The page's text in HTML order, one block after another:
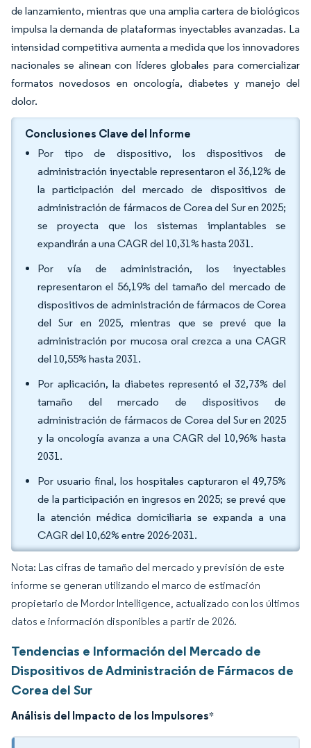
de lanzamiento, mientras que una amplia cartera de biológicos
impulsa la demanda de plataformas inyectables avanzadas. La
intensidad competitiva aumenta a medida que los innovadores
nacionales se alinean con líderes globales para comercializar
formatos novedosos en oncología, diabetes y manejo del
dolor.
Conclusiones Clave del Informe
Por tipo de dispositivo, los dispositivos de
administración inyectable representaron el 36,12% de
la participación del mercado de dispositivos de
administración de fármacos de Corea del Sur en 2025;
se proyecta que los sistemas implantables se
expandirán a una CAGR del 10,31% hasta 2031.
Por vía de administración, los inyectables
representaron el 56,19% del tamaño del mercado de
dispositivos de administración de fármacos de Corea
del Sur en 2025, mientras que se prevé que la
administración por mucosa oral crezca a una CAGR
del 10,55% hasta 2031.
Por aplicación, la diabetes representó el 32,73% del
tamaño del mercado de dispositivos de
administración de fármacos de Corea del Sur en 2025
y la oncología avanza a una CAGR del 10,96% hasta
2031.
Por usuario final, los hospitales capturaron el 49,75%
de la participación en ingresos en 2025; se prevé que
la atención médica domiciliaria se expanda a una
CAGR del 10,62% entre 2026-2031.
Nota: Las cifras de tamaño del mercado y previsión de este
informe se generan utilizando el marco de estimación
propietario de Mordor Intelligence, actualizado con los últimos
datos e información disponibles a partir de 2026.
Tendencias e Información del Mercado de
Dispositivos de Administración de Fármacos de
Corea del Sur
Análisis del Impacto de los Impulsores*